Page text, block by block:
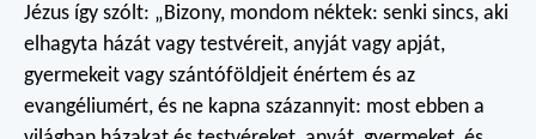
Jézus így szólt: „Bizony, mondom néktek: senki sincs, aki
elhagyta házát vagy testvéreit, anyját vagy apját,
gyermekeit vagy szántóföldjeit énértem és az
evangéliumért, és ne kapna százannyit: most ebben a